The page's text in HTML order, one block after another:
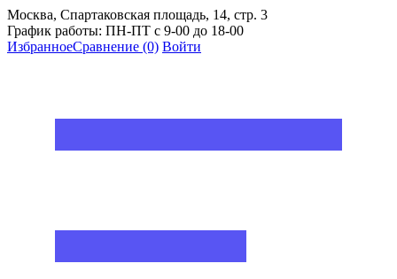
Москва, Спартаковская площадь, 14, стр. 3
График работы: ПН-ПТ с 9-00 до 18-00
ИзбранноеСравнение (0) Войти